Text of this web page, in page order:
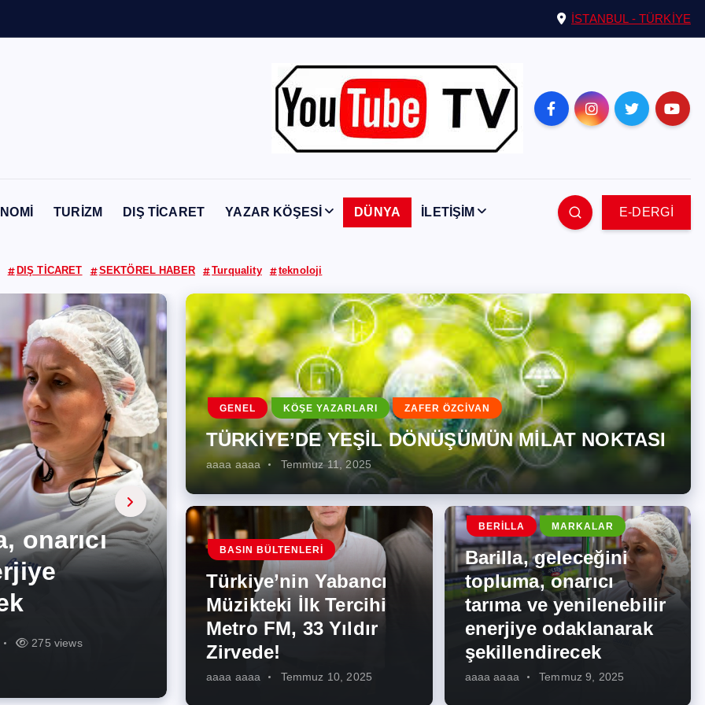
İSTANBUL - TÜRKİYE
TURİZM DIŞ TİCARET YAZAR KÖŞESİ DÜNYA İLETİŞİM E-DERGİ
DIŞ TİCARET SEKTÖREL HABER Turquality teknoloji
344 views
İlk
273 views
onarıcı
275 views
Enerji
İş
287 views
Kısa
227 views
Artması
262 views
GENEL KÖŞE YAZARLARI ZAFER ÖZCİVAN
TÜRKİYE’DE YEŞİL DÖNÜŞÜMÜN MİLAT NOKTASI
aaaa aaaa Temmuz 11, 2025
BASIN BÜLTENLERI
Türkiye’nin Yabancı
Müzikteki İlk Tercihi
Metro FM, 33 Yıldır
Zirvede!
aaaa aaaa Temmuz 10, 2025
BERILLA MARKALAR
Barilla, geleceğini
topluma, onarıcı
tarıma ve yenilenebilir
enerjiye odaklanarak
şekillendirecek
aaaa aaaa Temmuz 9, 2025